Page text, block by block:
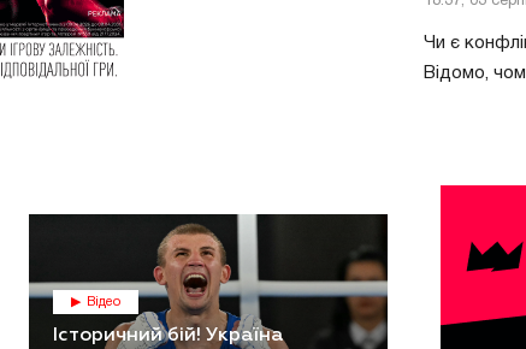
Чи є
Відомо,
Відео
Історичний бій! Україна